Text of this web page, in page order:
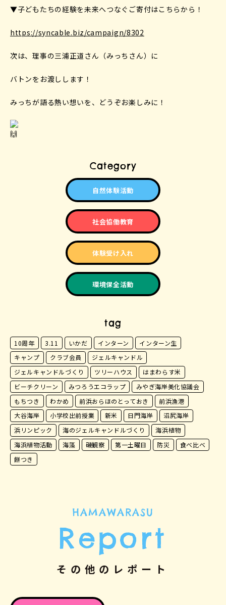
▼子どもたちの経験を未来へつなぐご寄付はこちらから！
https://syncable.biz/campaign/8302
次は、理事の三浦正道さん（みっちさん）に
バトンをお渡しします！
みっちが語る熱い想いを、どうぞお楽しみに！
Category
自然体験活動
社会協働教育
体験受け入れ
環境保全活動
tag
10周年 3.11 いかだ インターン
インターン生
キャンプ
クラブ会員
ジェルキャンドル
ジェルキャンドルづくり
ツリーハウス
はまわらす米
ビーチクリーン
みつろうエコラップ
みやぎ海岸美化協議会
もちつき
わかめ 前浜おらほのとっておき
前浜漁港
大谷海岸
小学校出前授業 新米 日門海岸
沼尻海岸
浜リンピック
海のジェルキャンドルづくり
海浜植物
海浜植物活動
海藻 磯観察 第一土曜日 防災
食べ比べ
餅つき
HAMAWARASU
Report
その他のレポート